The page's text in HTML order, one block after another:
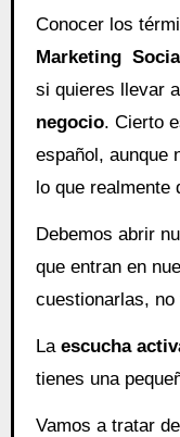
Conocer los
Marketing
si quieres llevar
negocio. Cierto
español, aunque
lo que realmente
Debemos abrir
que entran en
cuestionarlas,
La escucha
tienes una
Vamos a tratar